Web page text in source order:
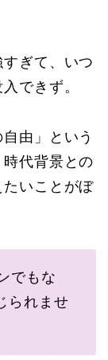
ぎて、いつ
できず。
由」という
代背景との
いことがぼ
でもな
られませ